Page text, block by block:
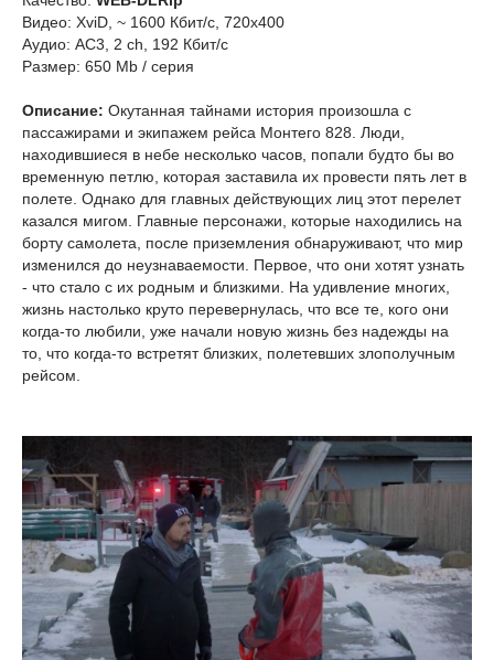
Видео: XviD, ~ 1600 Кбит/с, 720x400
Аудио: AC3, 2 ch, 192 Кбит/с
Размер: 650 Mb / серия
Описание: Окутанная тайнами история произошла с
пассажирами и экипажем рейса Монтего 828. Люди,
находившиеся в небе несколько часов, попали будто бы во
временную петлю, которая заставила их провести пять лет в
полете. Однако для главных действующих лиц этот перелет
казался мигом. Главные персонажи, которые находились на
борту самолета, после приземления обнаруживают, что мир
изменился до неузнаваемости. Первое, что они хотят узнать
- что стало с их родным и близкими. На удивление многих,
жизнь настолько круто перевернулась, что все те, кого они
когда-то любили, уже начали новую жизнь без надежды на
то, что когда-то встретят близких, полетевших злополучным
рейсом.